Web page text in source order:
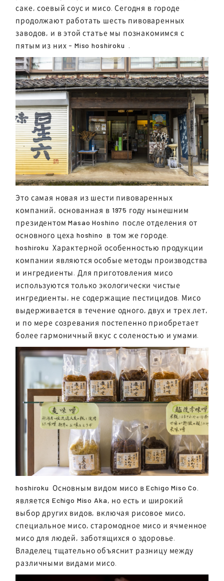
саке, соевый соус и мисо. Сегодня в городе
продолжают работать шесть пивоваренных
заводов, и в этой статье мы познакомимся с
пятым из них - Misohoshiroku
Это самая новая из шести пивоваренных
компаний, основанная в 1975 году нынешним
президентомMasao Hoshino после отделения от
основного цеха hoshino в том же городе.
hoshiroku Характерной особенностью продукции
компании являются особые методы производства
и ингредиенты. Для приготовления мисо
используются только экологически чистые
ингредиенты, не содержащие пестицидов. Мисо
выдерживается в течение одного, двух и трех лет,
и по мере созревания постепенно приобретает
более гармоничный вкус с соленостью и умами.
hoshiroku Основным видом мисо в Echigo Miso Co.
является Echigo Miso Aka, но есть и широкий
выбор других видов, включая рисовое мисо,
специальное мисо, старомодное мисо и ячменное
мисо для людей, заботящихся о здоровье.
Владелец тщательно объяснит разницу между
различными видами мисо.